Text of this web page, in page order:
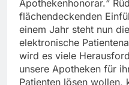
Apothekenhonorar.“
flächendeckenden
einem Jahr steht nun
elektronische
wird es viele
unsere Apotheken für
Patienten lösen wollen,